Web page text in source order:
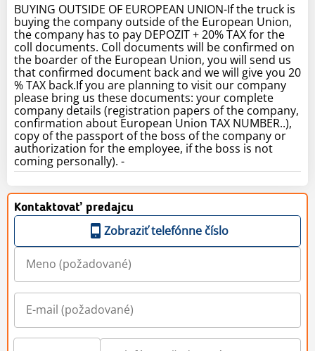
BUYING OUTSIDE OF EUROPEAN UNION-If the truck is
buying the company outside of the European Union,
the company has to pay DEPOZIT + 20% TAX for the
coll documents. Coll documents will be confirmed on
the boarder of the European Union, you will send us
that confirmed document back and we will give you 20
% TAX back.If you are planning to visit our company
please bring us these documents: your complete
company details (registration papers of the company,
confirmation about European Union TAX NUMBER..),
copy of the passport of the boss of the company or
authorization for the employee, if the boss is not
coming personally). -
Kontaktovať predajcu
Zobraziť telefónne číslo